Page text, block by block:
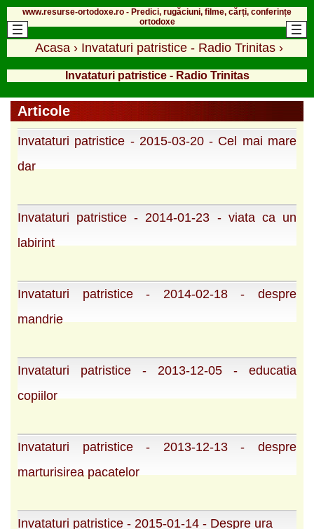
www.resurse-ortodoxe.ro - Predici, rugăciuni, filme, cărți, conferințe
ortodoxe
Acasa › Invataturi patristice - Radio Trinitas ›
Invataturi patristice - Radio Trinitas
Articole
Invataturi patristice - 2015-03-20 - Cel mai mare
dar
Invataturi patristice - 2014-01-23 - viata ca un
labirint
Invataturi patristice - 2014-02-18 - despre
mandrie
Invataturi patristice - 2013-12-05 - educatia
copiilor
Invataturi patristice - 2013-12-13 - despre
marturisirea pacatelor
Invataturi patristice - 2015-01-14 - Despre ura